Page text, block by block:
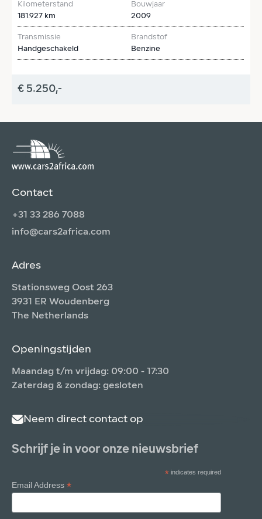
Kilometerstand
181.927 km
Bouwjaar
2009
Transmissie
Handgeschakeld
Brandstof
Benzine
€ 5.250,-
Contact
+31 33 286 7088
info@cars2africa.com
Adres
Stationsweg Oost 263
3931 ER Woudenberg
The Netherlands
Openingstijden
Maandag t/m vrijdag: 09:00 - 17:30
Zaterdag & zondag: gesloten
Neem direct contact op
Schrijf je in voor onze nieuwsbrief
*indicates required
Email Address*